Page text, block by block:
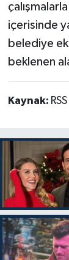
içerisinde
belediye
beklenen
Kaynak: RSS